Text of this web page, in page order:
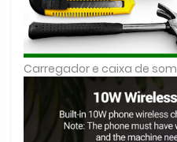
Carregador e caixa de som